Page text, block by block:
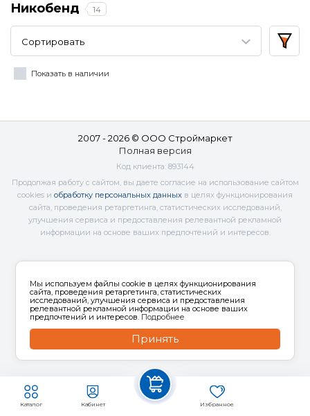
Каталог Кабинет Избранное
Никобенд 14
Сортировать
Показать в наличии
2007 - 2026 © ООО Строймаркет
Полная версия
Код клиента: 893144
Продолжая работу с сайтом, вы даете согласие на использование сайтом
cookies и обработку персональных данных в целях функционирования
сайта, проведения ретаргетинга, статистических исследований,
улучшения сервиса и предоставления релевантной рекламной
информации на основе ваших предпочтений и интересов.
Мы используем файлы cookie в целях функционирования
сайта, проведения ретаргетинга, статистических
исследований, улучшения сервиса и предоставления
релевантной рекламной информации на основе ваших
предпочтений и интересов. Подробнее
Принять